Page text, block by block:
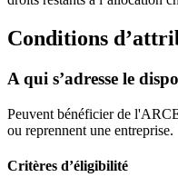
Conditions
A qui s’adresse le
Peuvent bénéficier de
ou reprennent une entreprise.
Critères d’éligibilité